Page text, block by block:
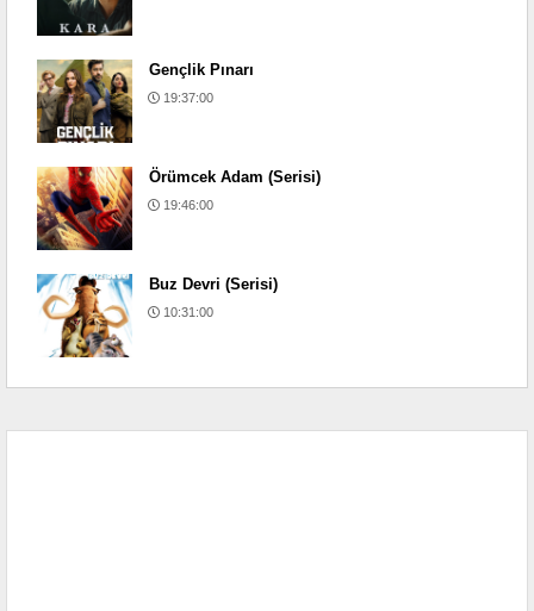
Gençlik Pınarı
19:37:00
Örümcek Adam (Serisi)
19:46:00
Buz Devri (Serisi)
10:31:00